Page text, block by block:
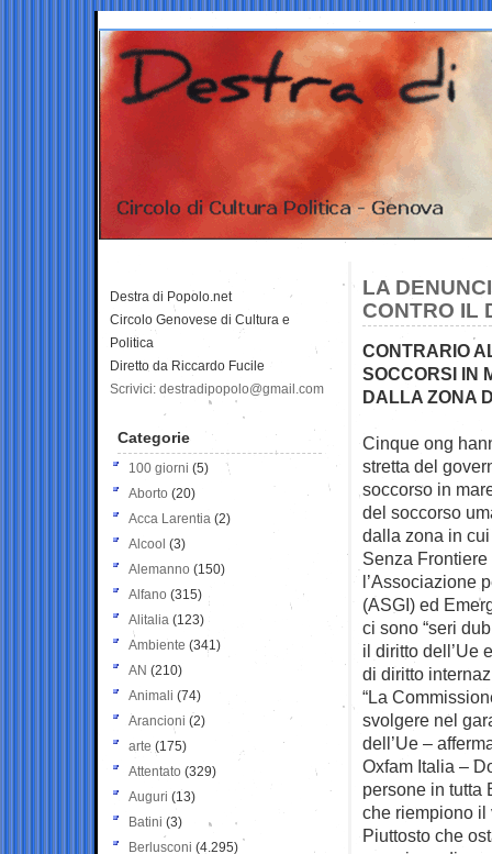
LA
CONTRO IL
CONTRARIO
SOCCORSI IN
DALLA ZONA
Cinque ong
stretta del
soccorso in
del soccorso
dalla zona in
Senza
l’Associazione
(ASGI) ed
ci sono “seri
il diritto dell’Ue
di diritto
“La
svolgere nel
dell’Ue –
Oxfam Italia –
persone in tutta
che riempiono il
Piuttosto che
Destra di Popolo.net
Circolo Genovese di Cultura e
Politica
Diretto da Riccardo Fucile
Scrivici: destradipopolo@gmail.com
Categorie
100 giorni (5)
Aborto (20)
Acca Larentia (2)
Alcool (3)
Alemanno (150)
Alfano (315)
Alitalia (123)
Ambiente (341)
AN (210)
Animali (74)
Arancioni (2)
arte (175)
Attentato (329)
Auguri (13)
Batini (3)
Berlusconi (4.295)